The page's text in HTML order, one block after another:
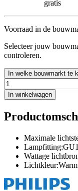
gratis
Voorraad in de
Selecteer jouw
controleren.
In welke bouwmarkt te
In winkelwagen
Maximale
Wattage